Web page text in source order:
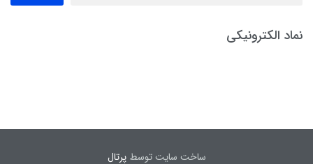
نماد الکترونیکی
ساخت سایت توسطپرتال